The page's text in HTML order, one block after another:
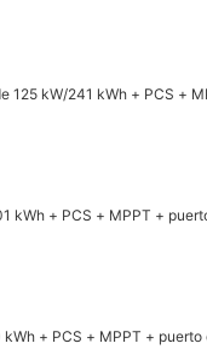
125 kW/241 kWh + PCS +
kWh + PCS + MPPT +
+ PCS + MPPT +